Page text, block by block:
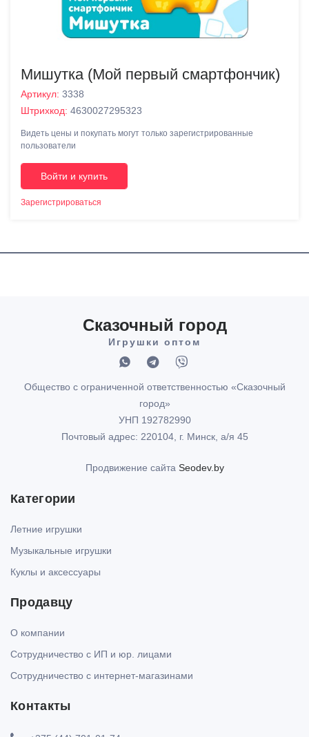
Мишутка (Мой первый смартфончик)
Артикул: 3338
Штрихкод: 4630027295323
Видеть цены и покупать могут только зарегистрированные
пользователи
Войти и купить
Зарегистрироваться
Сказочный город
Игрушки оптом
Общество с ограниченной ответственностью «Сказочный
город»
УНП 192782990
Почтовый адрес: 220104, г. Минск, а/я 45
Продвижение сайта Seodev.by
Категории
Летние игрушки
Музыкальные игрушки
Куклы и аксессуары
Продавцу
О компании
Сотрудничество с ИП и юр. лицами
Сотрудничество с интернет-магазинами
Контакты